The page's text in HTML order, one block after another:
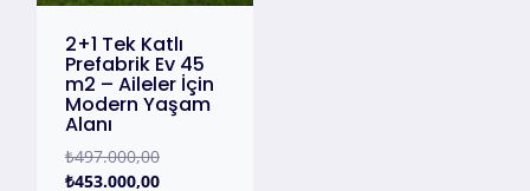
2+1 Tek Katlı
Prefabrik Ev 45
m2 – Aileler İçin
Modern Yaşam
Alanı
₺497.000,00
₺453.000,00